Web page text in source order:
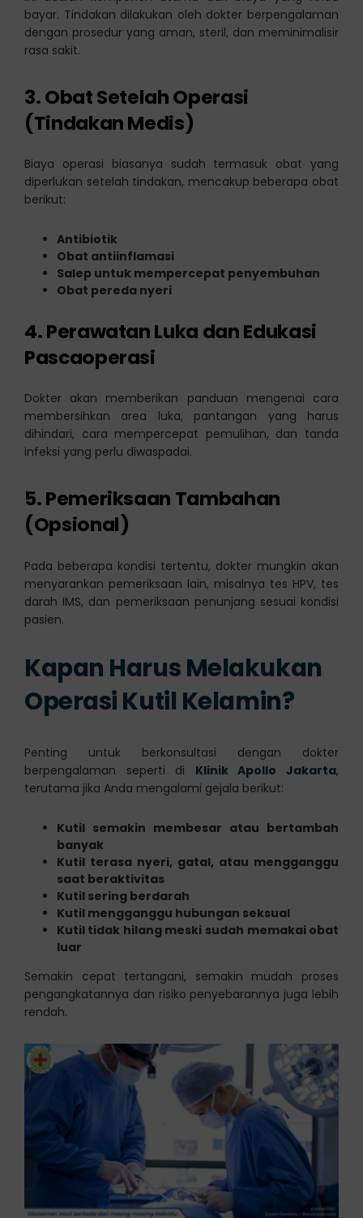
bayar. Tindakan dilakukan oleh dokter berpengalaman
dengan prosedur yang aman, steril, dan meminimalisir
rasa sakit.
3. Obat Setelah Operasi
(Tindakan Medis)
Biaya operasi biasanya sudah termasuk obat yang
diperlukan setelah tindakan, mencakup beberapa obat
berikut:
Antibiotik
Obat antiinflamasi
Salep untuk mempercepat penyembuhan
Obat pereda nyeri
4. Perawatan Luka dan Edukasi
Pascaoperasi
Dokter akan memberikan panduan mengenai cara
membersihkan area luka, pantangan yang harus
dihindari, cara mempercepat pemulihan, dan tanda
infeksi yang perlu diwaspadai.
5. Pemeriksaan Tambahan
(Opsional)
Pada beberapa kondisi tertentu, dokter mungkin akan
menyarankan pemeriksaan lain, misalnya tes HPV, tes
darah IMS, dan pemeriksaan penunjang sesuai kondisi
pasien.
Kapan Harus Melakukan
Operasi Kutil Kelamin?
Penting untuk berkonsultasi dengan dokter
berpengalaman seperti di Klinik Apollo Jakarta,
terutama jika Anda mengalami gejala berikut:
Kutil semakin membesar atau bertambah
banyak
Kutil terasa nyeri, gatal, atau mengganggu
saat beraktivitas
Kutil sering berdarah
Kutil mengganggu hubungan seksual
Kutil tidak hilang meski sudah memakai obat
luar
Semakin cepat tertangani, semakin mudah proses
pengangkatannya dan risiko penyebarannya juga lebih
rendah.